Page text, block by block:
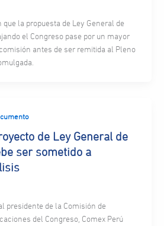
la propuesta de Ley General de
el Congreso pase por un mayor
antes de ser remitida al Pleno
de Ley General de
ser sometido a
presidente de la Comisión de
del Congreso, Comex Perú